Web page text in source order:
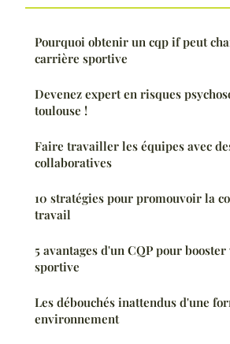
Pourquoi obtenir un cqp if peut
carrière sportive
Devenez expert en risques
toulouse !
Faire travailler les équipes avec
collaboratives
10 stratégies pour promouvoir la
travail
5 avantages d'un CQP pour
sportive
Les débouchés inattendus d'une
environnement